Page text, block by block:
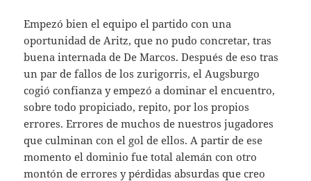
Empezó bien el equipo el partido con una
oportunidad de Aritz, que no pudo concretar, tras
buena internada de De Marcos. Después de eso tras
un par de fallos de los zurigorris, el Augsburgo
cogió confianza y empezó a dominar el encuentro,
sobre todo propiciado, repito, por los propios
errores. Errores de muchos de nuestros jugadores
que culminan con el gol de ellos. A partir de ese
momento el dominio fue total alemán con otro
montón de errores y pérdidas absurdas que creo